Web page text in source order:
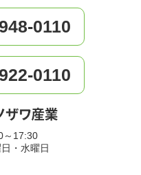
0110
0110
～17:30
・水曜日